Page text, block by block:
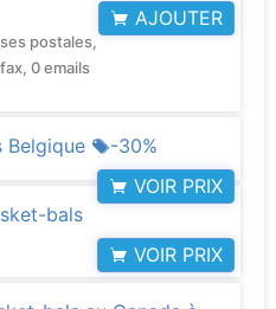
AJOUTER
postales,
0 emails
Belgique
-30%
VOIR PRIX
bals
VOIR PRIX